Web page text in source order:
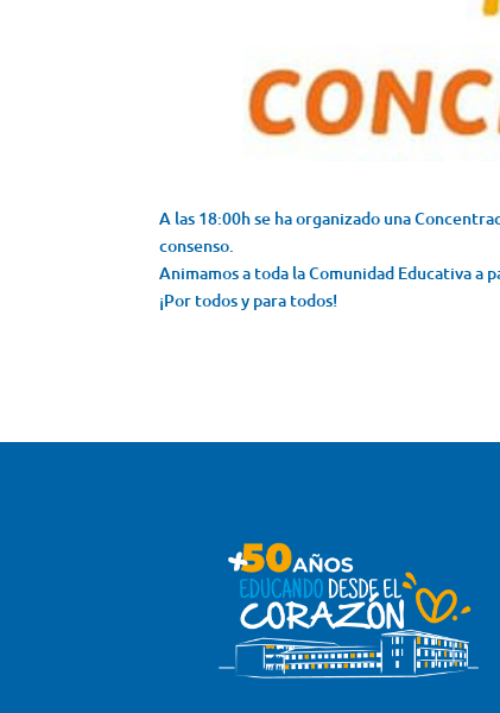
A las 18:00h se ha organizado una
consenso.
Animamos a toda la Comunidad Educativa a
¡Por todos y para todos!